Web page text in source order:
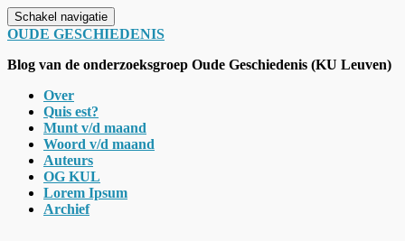
Schakel navigatie
OUDE GESCHIEDENIS
Blog van de onderzoeksgroep Oude Geschiedenis (KU Leuven)
Over
Quis est?
Munt v/d maand
Woord v/d maand
Auteurs
OG KUL
Lorem Ipsum
Archief